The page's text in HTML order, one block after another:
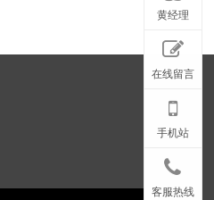
黄经理
在线留言
手机站
客服热线